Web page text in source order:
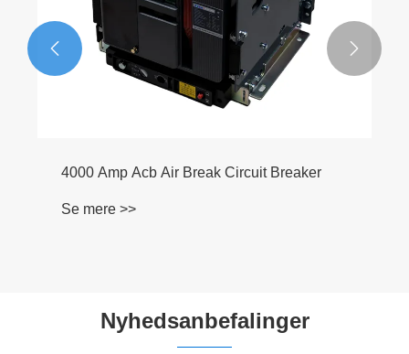
 
Nyhedsanbefalinger